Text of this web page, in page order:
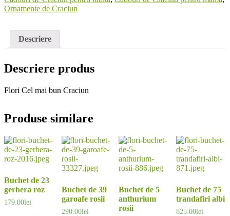
Ornamente de Craciun
Descriere
Descriere produs
Flori Cel mai bun Craciun
Produse similare
Buchet de 23
gerbera roz
179.00lei
Buchet de 39
garoafe rosii
290.00lei
Buchet de 5
anthurium
rosii
Buchet de 75
trandafiri albi
825.00lei